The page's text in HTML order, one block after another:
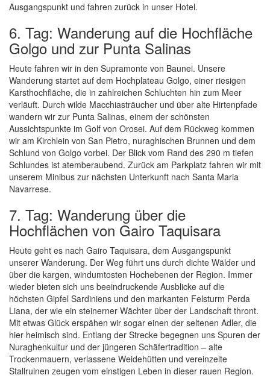
Ausgangspunkt und fahren zurück in unser Hotel.
6. Tag: Wanderung auf die Hochfläche
Golgo und zur Punta Salinas
Heute fahren wir in den Supramonte von Baunei. Unsere
Wanderung startet auf dem Hochplateau Golgo, einer riesigen
Karsthochfläche, die in zahlreichen Schluchten hin zum Meer
verläuft. Durch wilde Macchiasträucher und über alte Hirtenpfade
wandern wir zur Punta Salinas, einem der schönsten
Aussichtspunkte im Golf von Orosei. Auf dem Rückweg kommen
wir am Kirchlein von San Pietro, nuraghischen Brunnen und dem
Schlund von Golgo vorbei. Der Blick vom Rand des 290 m tiefen
Schlundes ist atemberaubend. Zurück am Parkplatz fahren wir mit
unserem Minibus zur nächsten Unterkunft nach Santa Maria
Navarrese.
7. Tag: Wanderung über die
Hochflächen von Gairo Taquisara
Heute geht es nach Gairo Taquisara, dem Ausgangspunkt
unserer Wanderung. Der Weg führt uns durch dichte Wälder und
über die kargen, windumtosten Hochebenen der Region. Immer
wieder bieten sich uns beeindruckende Ausblicke auf die
höchsten Gipfel Sardiniens und den markanten Felsturm Perda
Liana, der wie ein steinerner Wächter über der Landschaft thront.
Mit etwas Glück erspähen wir sogar einen der seltenen Adler, die
hier heimisch sind. Entlang der Strecke begegnen uns Spuren der
Nuraghenkultur und der jüngeren Schäfertradition – alte
Trockenmauern, verlassene Weidehütten und vereinzelte
Stallruinen zeugen vom einstigen Leben in dieser rauen Region.